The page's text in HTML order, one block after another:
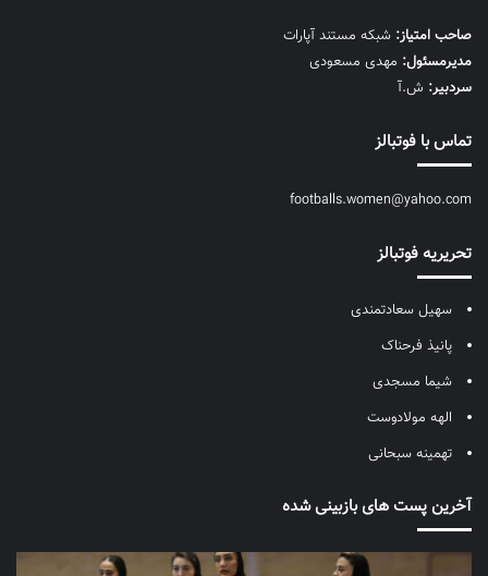
صاحب امتیاز: شبکه مستند آپارات
مديرمسئول: مهدی مسعودی
سردبیر: ش.آ
تماس با فوتبالز
footballs.women@yahoo.com
تحریریه فوتبالز
سهیل سعادتمندی
پانیذ فرحناک
شیما مسجدی
الهه مولادوست
تهمینه سبحانی
آخرین پست های بازبینی شده